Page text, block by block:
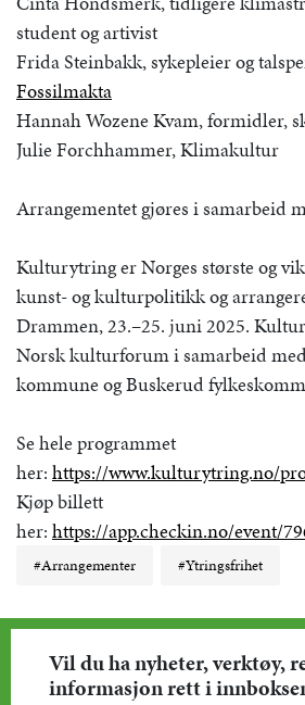
student og artivist
Frida Steinbakk, sykepleier og
Fossilmakta
Hannah Wozene Kvam, formidler,
Julie Forchhammer, Klimakultur
Arrangementet gjøres i samarbeid
Kulturytring er Norges største og
kunst- og kulturpolitikk og
Drammen, 23.–25. juni 2025.
Norsk kulturforum i samarbeid
kommune og Buskerud
Se hele programmet
her: https://www.kulturytring.no/
Kjøp billett
her: https://app.checkin.no/event/
#Arrangementer #Ytringsfrihet
Vil du ha nyheter, verktøy,
informasjon rett i